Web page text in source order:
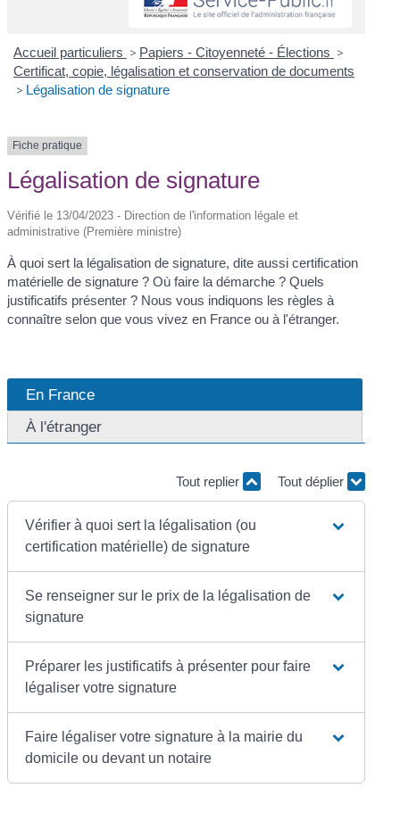
Accueil particuliers > Papiers - Citoyenneté - Élections >
Certificat, copie, légalisation et conservation de documents
> Légalisation de signature
Fiche pratique
Légalisation de signature
Vérifié le 13/04/2023 - Direction de l'information légale et
administrative (Première ministre)
À quoi sert la légalisation de signature, dite aussi certification
matérielle de signature ? Où faire la démarche ? Quels
justificatifs présenter ? Nous vous indiquons les règles à
connaître selon que vous vivez en France ou à l'étranger.
En France
À l'étranger
Tout replier Tout déplier
Vérifier à quoi sert la légalisation (ou
certification matérielle) de signature
Se renseigner sur le prix de la légalisation de
signature
Préparer les justificatifs à présenter pour faire
légaliser votre signature
Faire légaliser votre signature à la mairie du
domicile ou devant un notaire